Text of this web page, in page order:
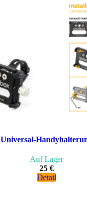
Universal-
Auf Lager
25 €
Detail